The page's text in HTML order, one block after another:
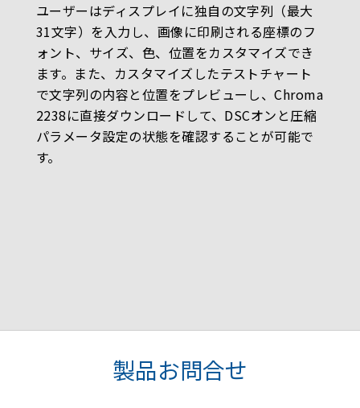
ユーザーはディスプレイに独自の文字列（最大
31文字）を入力し、画像に印刷される座標のフ
ォント、サイズ、色、位置をカスタマイズでき
ます。また、カスタマイズしたテストチャート
で文字列の内容と位置をプレビューし、Chroma
2238に直接ダウンロードして、DSCオンと圧縮
パラメータ設定の状態を確認することが可能で
す。
製品お問合せ